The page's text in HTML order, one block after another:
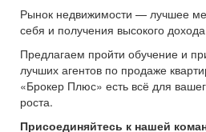
Рынок недвижимости — лучшее
себя и получения высокого
Предлагаем пройти обучение и
лучших агентов по продаже
«Брокер Плюс» есть всё для
роста.
Присоединяйтесь к нашей